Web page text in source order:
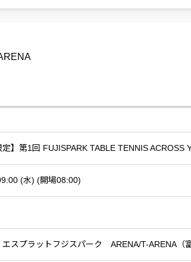
定】第1回 FUJISPARK TABLE TENNIS ACROSS
(水) (開場08:00)
エスプラットフジスパーク ARENA/T-ARENA（